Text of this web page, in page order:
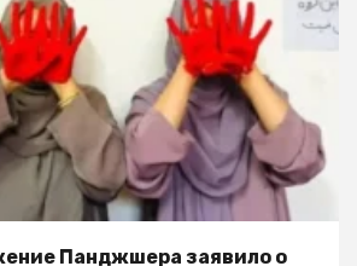
Панджшера заявило о